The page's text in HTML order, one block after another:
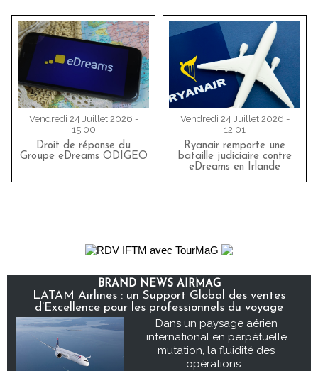
Vendredi 24 Juillet 2026 -
15:00
Droit de réponse du
Groupe eDreams ODIGEO
Vendredi 24 Juillet 2026 -
12:01
Ryanair remporte une
bataille judiciaire contre
eDreams en Irlande
BRAND NEWS AIRMAG
LATAM Airlines : un Support Global des ventes
d’Excellence pour les professionnels du voyage
Dans un paysage aérien
international en perpétuelle
mutation, la fluidité des
opérations...